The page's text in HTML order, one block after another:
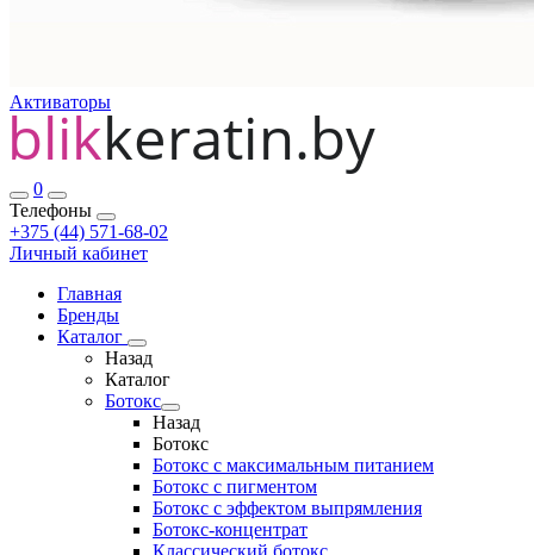
Активаторы
0
Телефоны
+375 (44) 571-68-02
Личный кабинет
Главная
Бренды
Каталог
Назад
Каталог
Ботокс
Назад
Ботокс
Ботокс с максимальным питанием
Ботокс с пигментом
Ботокс с эффектом выпрямления
Ботокс-концентрат
Классический ботокс